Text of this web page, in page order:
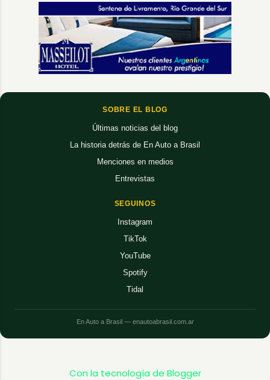
SOBRE EL BLOG
Últimas noticias del blog
La historia detrás de En Auto a Brasil
Menciones en medios
Entrevistas
SEGUINOS
Instagram
TikTok
YouTube
Spotify
Tidal
En Auto a Brasil — enautoabrasil.com.ar
Con la tecnología de Blogger